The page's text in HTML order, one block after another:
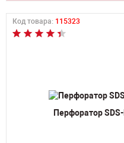
Код товара: 115323
Перфоратор